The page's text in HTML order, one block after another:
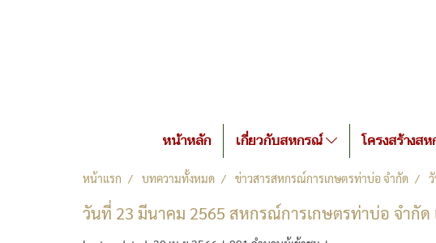
หน้าหลัก เกี่ยวกับสหกรณ์ โครงสร้างส
หน้าแรก บทความทั้งหมด ข่าวสารสหกรณ์การเกษตรท่าบ่อ จำกัด
วันที่ 23 มีนาคม 2565 สหกรณ์การเกษตรท่าบ่อ จำกั